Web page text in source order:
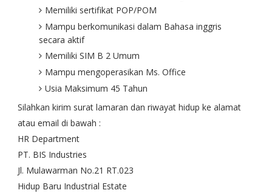
Memiliki sertifikat POP/POM
Mampu berkomunikasi dalam Bahasa inggris
secara aktif
Memiliki SIM B 2 Umum
Mampu mengoperasikan Ms. Office
Usia Maksimum 45 Tahun
Silahkan kirim surat lamaran dan riwayat hidup ke alamat
atau email di bawah :
HR Department
PT. BIS Industries
Jl. Mulawarman No.21 RT.023
Hidup Baru Industrial Estate